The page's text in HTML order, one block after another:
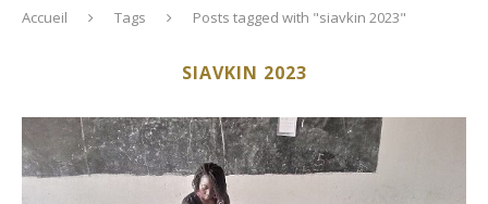
Accueil Tags Posts tagged with "siavkin 2023"
SIAVKIN 2023